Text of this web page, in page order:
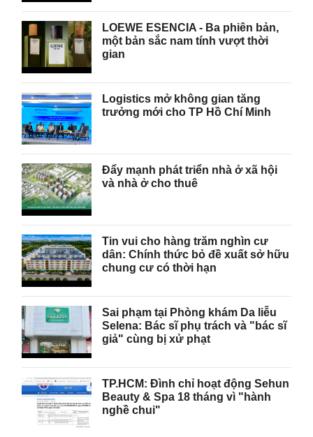
LOEWE ESENCIA - Ba phiên bản,
một bản sắc nam tính vượt thời
gian
Logistics mở không gian tăng
trưởng mới cho TP Hồ Chí Minh
Đẩy mạnh phát triển nhà ở xã hội
và nhà ở cho thuê
Tin vui cho hàng trăm nghìn cư
dân: Chính thức bỏ đề xuất sở hữu
chung cư có thời hạn
Sai phạm tại Phòng khám Da liễu
Selena: Bác sĩ phụ trách và "bác sĩ
giả" cùng bị xử phạt
TP.HCM: Đình chỉ hoạt động Sehun
Beauty & Spa 18 tháng vì "hành
nghề chui"